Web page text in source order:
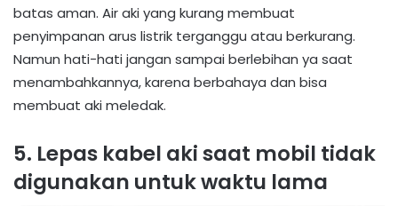
batas aman. Air aki yang kurang membuat
penyimpanan arus listrik terganggu atau berkurang.
Namun hati-hati jangan sampai berlebihan ya saat
menambahkannya, karena berbahaya dan bisa
membuat aki meledak.
5. Lepas kabel aki saat mobil tidak
digunakan untuk waktu lama